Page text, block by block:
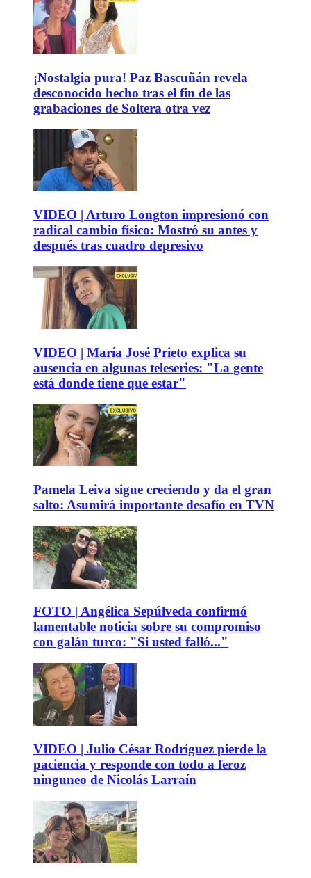
¡Nostalgia pura! Paz Bascuñán revela
desconocido hecho tras el fin de las
grabaciones de Soltera otra vez
VIDEO | Arturo Longton impresionó con
radical cambio físico: Mostró su antes y
después tras cuadro depresivo
VIDEO | María José Prieto explica su
ausencia en algunas teleseries: "La gente
está donde tiene que estar"
Pamela Leiva sigue creciendo y da el gran
salto: Asumirá importante desafío en TVN
FOTO | Angélica Sepúlveda confirmó
lamentable noticia sobre su compromiso
con galán turco: "Si usted falló..."
VIDEO | Julio César Rodríguez pierde la
paciencia y responde con todo a feroz
ninguneo de Nicolás Larraín